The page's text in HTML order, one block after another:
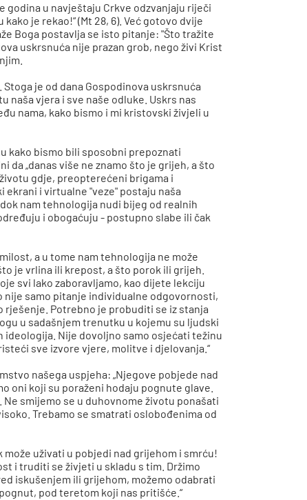
godina u navještaju Crkve odzvanjaju riječi
je rekao!“ (Mt 28, 6). Već gotovo dvije
Boga postavlja se isto pitanje: "Što tražite
uskrsnuća nije prazan grob, nego živi Krist
je od dana Gospodinova uskrsnuća
naša vjera i sve naše odluke. Uskrs nas
nama, kako bismo i mi kristovski živjeli u
kako bismo bili sposobni prepoznati
da „danas više ne znamo što je grijeh, a što
gdje, preopterećeni brigama i
i virtualne "veze" postaju naša
nam tehnologija nudi bijeg od realnih
i obogaćuju - postupno slabe ili čak
a u tome nam tehnologija ne može
je vrlina ili krepost, a što porok ili grijeh.
svi lako zaboravljamo, kao dijete lekciju
nije samo pitanje individualne odgovornosti,
rješenje. Potrebno je probuditi se iz stanja
u sadašnjem trenutku u kojemu su ljudski
Nije dovoljno samo osjećati težinu
sve izvore vjere, molitve i djelovanja.“
našega uspjeha: „Njegove pobjede nad
oni koji su poraženi hodaju pognute glave.
smijemo se u duhovnome životu ponašati
Trebamo se smatrati oslobođenima od
uživati u pobjedi nad grijehom i smrću!
i truditi se živjeti u skladu s tim. Držimo
iskušenjem ili grijehom, možemo odabrati
pod teretom koji nas pritišće.“